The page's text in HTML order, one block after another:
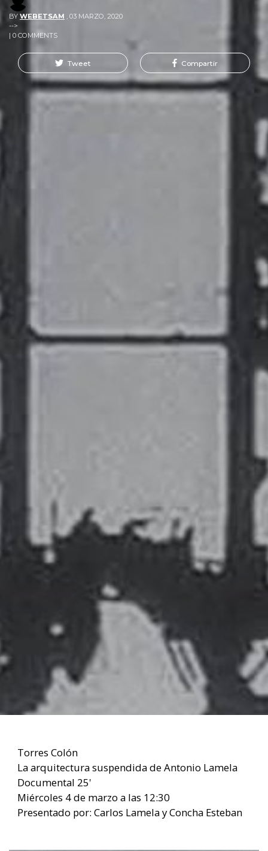
BY WEBETSAM , 03 MARZO, 2020
-->
| 0 COMMENTS
Tweet Compartir
Torres Colón
La arquitectura suspendida de Antonio Lamela
Documental 25'
Miércoles 4 de marzo a las 12:30
Presentado por: Carlos Lamela y Concha Esteban